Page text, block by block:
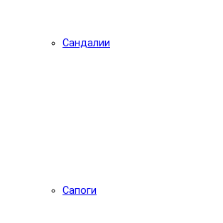
Сандалии
Сапоги